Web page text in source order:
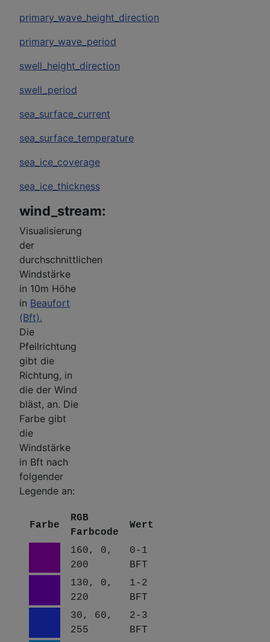
primary_wave_height_direction
primary_wave_period
swell_height_direction
swell_period
sea_surface_current
sea_surface_temperature
sea_ice_coverage
sea_ice_thickness
wind_stream:
Visualisierung
der
durchschnittlichen
Windstärke
in 10m Höhe
in Beaufort
(Bft).
Die
Pfeilrichtung
gibt die
Richtung, in
die der Wind
bläst, an. Die
Farbe gibt
die
Windstärke
in Bft nach
folgender
Legende an:
Farbe
RGB
Farbcode
Wert
160, 0,
200
0-1
BFT
130, 0,
220
1-2
BFT
30, 60,
255
2-3
BFT